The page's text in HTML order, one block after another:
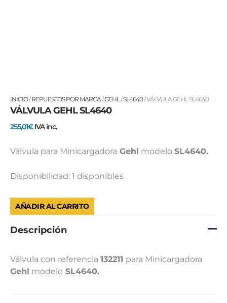
INICIO/REPUESTOS POR MARCA/GEHL /SL4640/ VÁLVULA GEHL SL4640
VÁLVULA GEHL SL4640
255,01€ IVA inc.
Válvula para Minicargadora Gehl modelo SL4640.
Disponibilidad: 1 disponibles
VÁLVULA
GEHL
SL4640
AÑADIR AL CARRITO
Descripción
Válvula con referencia 132211 para Minicargadora
Gehl modelo SL4640.